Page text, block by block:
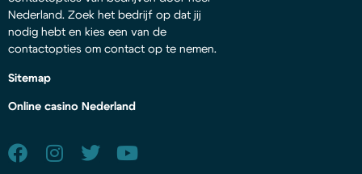
Nederland. Zoek het bedrijf op dat jij
nodig hebt en kies een van de
contactopties om contact op te nemen.
Sitemap
Online casino Nederland